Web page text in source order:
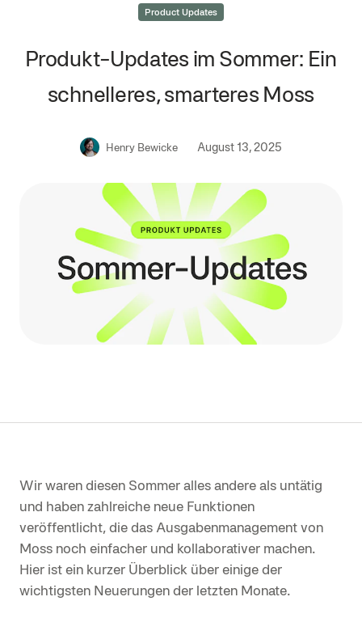
Product Updates
Produkt-Updates im Sommer: Ein
schnelleres, smarteres Moss
Henry Bewicke August 13, 2025
Wir waren diesen Sommer alles andere als untätig
und haben zahlreiche neue Funktionen
veröffentlicht, die das Ausgabenmanagement von
Moss noch einfacher und kollaborativer machen.
Hier ist ein kurzer Überblick über einige der
wichtigsten Neuerungen der letzten Monate.